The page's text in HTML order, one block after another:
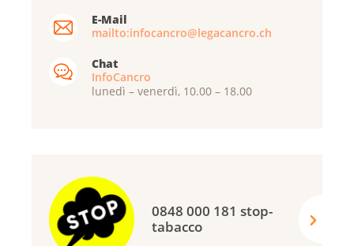
E-Mail
mailto:infocancro@legacancro.ch
Chat
InfoCancro
lunedì – venerdì, 10.00 – 18.00
0848 000 181 stop-
tabacco